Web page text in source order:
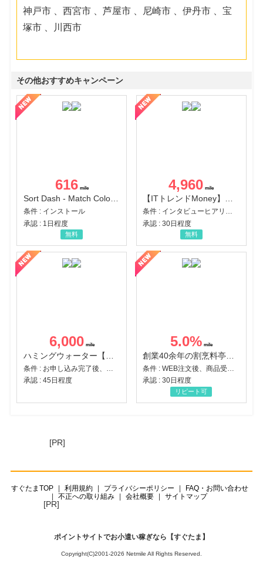
神戸市 、西宮市 、芦屋市 、尼崎市 、伊丹市 、宝
塚市 、川西市
その他おすすめキャンペーン
616
Sort Dash - Match Color Puzzle（チャレンジ11完了）（Android）
条件 : インストール
承認 : 1日程度
無料
4,960
【ITトレンドMoney】相談プロモーション
条件 : インタビューヒアリング完了
承認 : 30日程度
無料
6,000
承認 : 45日程度
5.0%
承認 : 30日程度
リピート可
[PR]
すぐたまTOP 利用規約 プライバシーポリシー
FAQ・お問い合わせ
不正への取り組み
会社概要 サイトマップ
[PR]
ポイントサイトでお小遣い稼ぎなら【すぐたま】
Copyright(C)2001-2026 Netmile All Rights Reserved.